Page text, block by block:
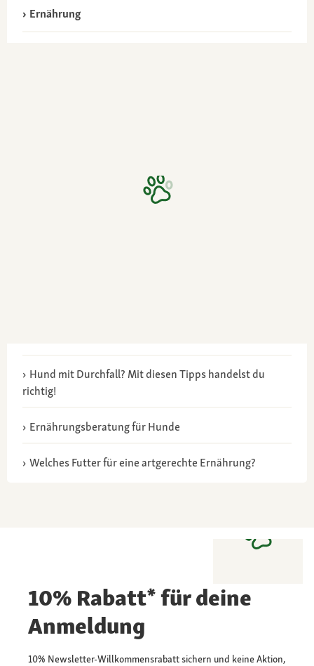
Ernährung
Hund mit Durchfall? Mit diesen Tipps handelst du
richtig!
Ernährungsberatung für Hunde
Welches Futter für eine artgerechte Ernährung?
10% Rabatt* für deine
Anmeldung
10% Newsletter-Willkommensrabatt sichern und keine Aktion,